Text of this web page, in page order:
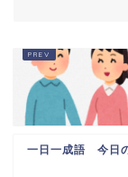
一日一成語 今日